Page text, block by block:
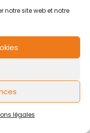
notre site web et notre
légales